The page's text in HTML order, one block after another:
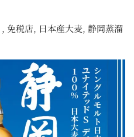
, 免税店, 日本産大麦, 静岡蒸溜